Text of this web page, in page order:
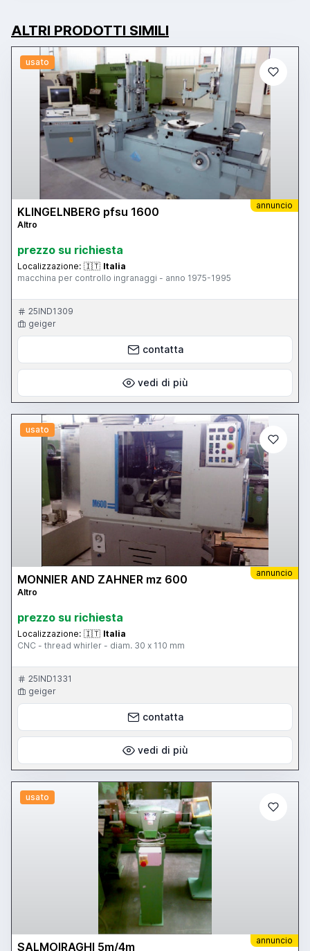
ALTRI PRODOTTI SIMILI
usato
annuncio
KLINGELNBERG pfsu 1600
Altro
prezzo su richiesta
Localizzazione: 🇮🇹 Italia
macchina per controllo ingranaggi - anno 1975-1995
25IND1309
geiger
contatta
vedi di più
usato
annuncio
MONNIER AND ZAHNER mz 600
Altro
prezzo su richiesta
Localizzazione: 🇮🇹 Italia
CNC - thread whirler - diam. 30 x 110 mm
25IND1331
geiger
contatta
vedi di più
usato
annuncio
SALMOIRAGHI 5m/4m